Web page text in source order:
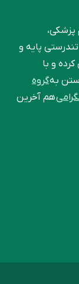
پزشکی،
پایه و
و با
بهگروه
هم آخرین